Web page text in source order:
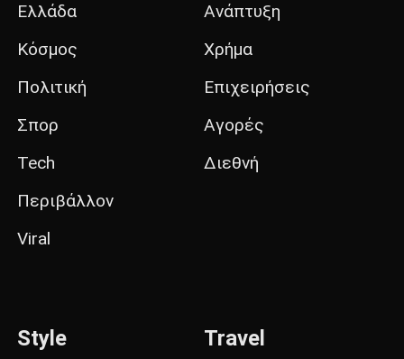
Ελλάδα
Κόσμος
Πολιτική
Σπορ
Tech
Περιβάλλον
Viral
Ανάπτυξη
Χρήμα
Επιχειρήσεις
Αγορές
Διεθνή
Style Travel